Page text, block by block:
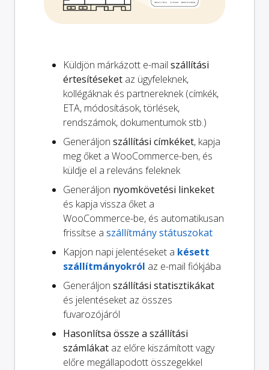
Küldjön márkázott e-mail szállítási
értesítéseket az ügyfeleknek,
kollégáknak és partnereknek (címkék,
ETA, módosítások, törlések,
rendszámok, dokumentumok stb.)
Generáljon szállítási címkéket, kapja
meg őket a WooCommerce-ben, és
küldje el a releváns feleknek
Generáljon nyomkövetési linkeket
és kapja vissza őket a
WooCommerce-be, és automatikusan
frissítse a szállítmány státuszokat
Kapjon napi jelentéseket a késett
szállítmányokról az e-mail fiókjába
Generáljon szállítási statisztikákat
és jelentéseket az összes
fuvarozójáról
Hasonlítsa össze a szállítási
számlákat az előre kiszámított vagy
előre megállapodott összegekkel